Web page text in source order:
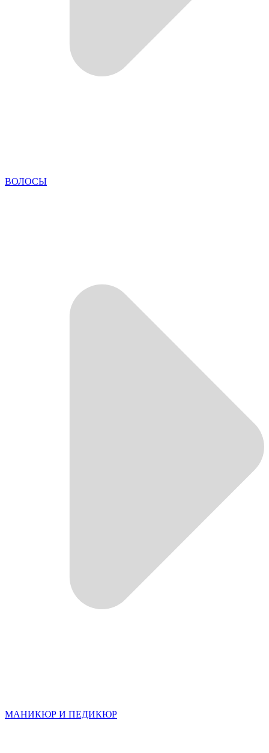
ВОЛОСЫ
МАНИКЮР И ПЕДИКЮР